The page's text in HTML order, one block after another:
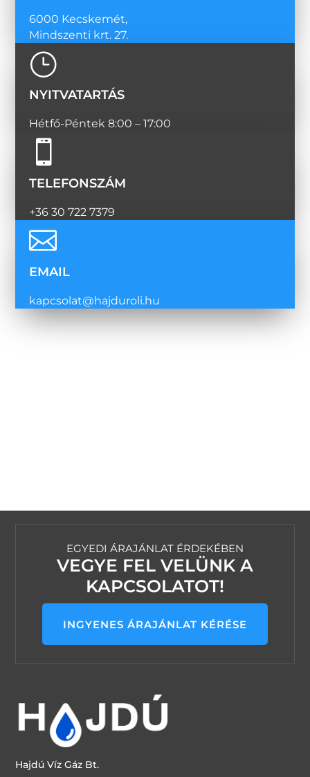
6000 Kecskemét,
Mindszenti krt. 27.
}
NYITVATARTÁS
Hétfő-Péntek 8:00 – 17:00

TELEFONSZÁM
+36 30 722 7379

EMAIL
kapcsolat@hajduroli.hu
EGYEDI ÁRAJÁNLAT ÉRDEKÉBEN
VEGYE FEL VELÜNK A
KAPCSOLATOT!
INGYENES ÁRAJÁNLAT KÉRÉSE
Hajdú Víz Gáz Bt.